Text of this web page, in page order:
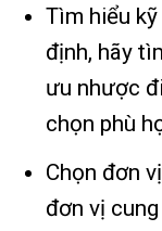
Tìm hiểu
định, hãy
ưu nhược
chọn phù
Chọn đơn
đơn vị